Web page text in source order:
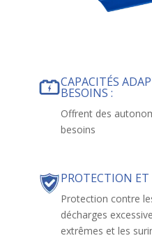
CAPACITÉS
BESOINS :
Offrent des
besoins
PROTECTION ET
Protection contre
décharges
extrêmes et les